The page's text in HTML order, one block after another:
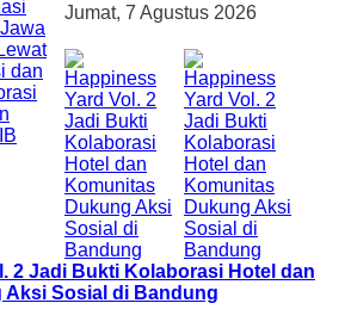
Jumat, 7 Agustus 2026
2 Jadi Bukti Kolaborasi Hotel dan
Aksi Sosial di Bandung